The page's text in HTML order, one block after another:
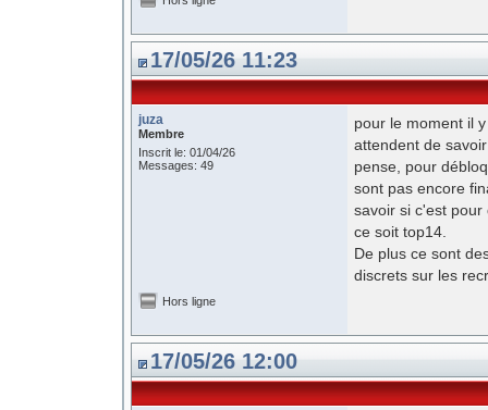
17/05/26 11:23
juza
Membre
Inscrit le: 01/04/26
Messages: 49
pour le moment il
attendent de
pense, pour
sont pas encore
savoir si c'est pour
ce soit top14.
De plus ce sont
discrets sur les
Hors ligne
17/05/26 12:00